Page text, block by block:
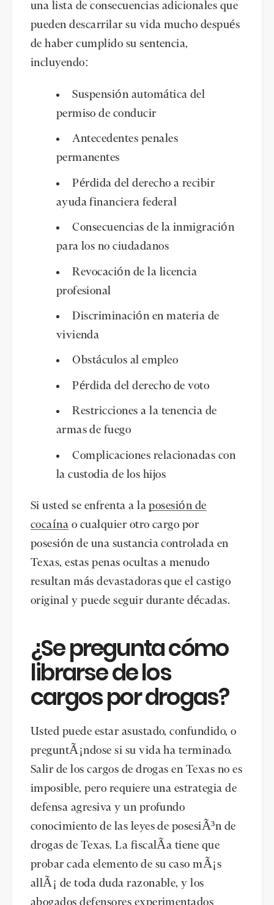
una lista de consecuencias adicionales que
pueden descarrilar su vida mucho después
de haber cumplido su sentencia,
incluyendo:
Suspensión automática del
permiso de conducir
Antecedentes penales
permanentes
Pérdida del derecho a recibir
ayuda financiera federal
Consecuencias de la inmigración
para los no ciudadanos
Revocación de la licencia
profesional
Discriminación en materia de
vivienda
Obstáculos al empleo
Pérdida del derecho de voto
Restricciones a la tenencia de
armas de fuego
Complicaciones relacionadas con
la custodia de los hijos
Si usted se enfrenta a laposesión de
cocaína o cualquier otro cargo por
posesión de una sustancia controlada en
Texas, estas penas ocultas a menudo
resultan más devastadoras que el castigo
original y puede seguir durante décadas.
¿Se pregunta cómo
librarse de los
cargos por drogas?
Usted puede estar asustado, confundido, o
preguntÃ¡ndose si su vida ha terminado.
Salir de los cargos de drogas en Texas no es
imposible, pero requiere una estrategia de
defensa agresiva y un profundo
conocimiento de las leyes de posesiÃ³n de
drogas de Texas. La fiscalÃa tiene que
probar cada elemento de su caso mÃ¡s
allÃ¡ de toda duda razonable, y los
abogados defensores experimentados